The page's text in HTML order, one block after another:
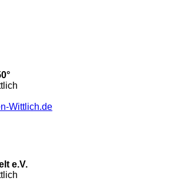
Wittlich.de
e.V.